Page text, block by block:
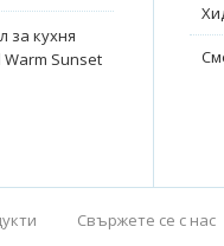
за кухня
Warm Sunset
Свържете се с нас